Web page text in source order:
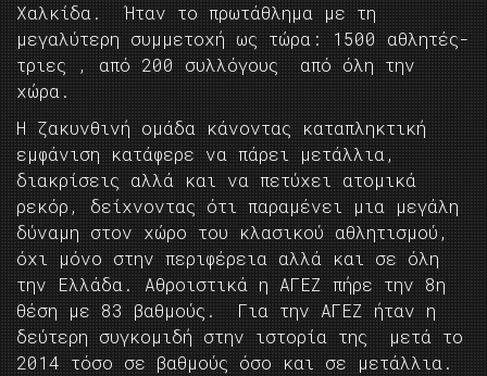
Χαλκίδα. Ήταν το πρωτάθλημα με τη
μεγαλύτερη συμμετοχή ως τώρα: 1500 αθλητές-
τριες , από 200 συλλόγους από όλη την
χώρα.
Η ζακυνθινή ομάδα κάνοντας καταπληκτική
εμφάνιση κατάφερε να πάρει μετάλλια,
διακρίσεις αλλά και να πετύχει ατομικά
ρεκόρ, δείχνοντας ότι παραμένει μια μεγάλη
δύναμη στον χώρο του κλασικού αθλητισμού,
όχι μόνο στην περιφέρεια αλλά και σε όλη
την Ελλάδα. Αθροιστικά η ΑΓΕΖ πήρε την 8η
θέση με 83 βαθμούς. Για την ΑΓΕΖ ήταν η
δεύτερη συγκομιδή στην ιστορία της μετά το
2014 τόσο σε βαθμούς όσο και σε μετάλλια.